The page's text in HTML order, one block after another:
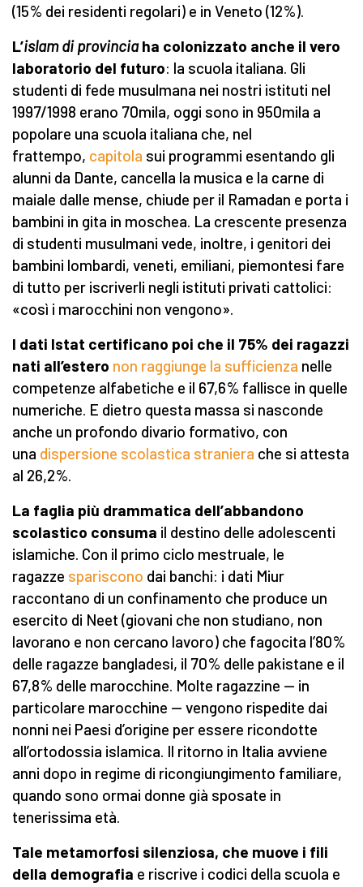
(15% dei residenti regolari) e in Veneto (12%).
L’islam di provinciaha colonizzato anche il vero
laboratorio del futuro: la scuola italiana. Gli
studenti di fede musulmana nei nostri istituti nel
1997/1998 erano 70mila, oggi sono in 950mila a
popolare una scuola italiana che, nel
frattempo, capitola sui programmi esentando gli
alunni da Dante, cancella la musica e la carne di
maiale dalle mense, chiude per il Ramadan e porta i
bambini in gita in moschea. La crescente presenza
di studenti musulmani vede, inoltre, i genitori dei
bambini lombardi, veneti, emiliani, piemontesi fare
di tutto per iscriverli negli istituti privati cattolici:
«così i marocchini non vengono».
I dati Istat certificano poi che il 75% dei ragazzi
nati all’estero non raggiunge la sufficienza nelle
competenze alfabetiche e il 67,6% fallisce in quelle
numeriche. E dietro questa massa si nasconde
anche un profondo divario formativo, con
una dispersione scolastica straniera che si attesta
al 26,2%.
La faglia più drammatica dell’abbandono
scolastico consuma il destino delle adolescenti
islamiche. Con il primo ciclo mestruale, le
ragazze spariscono dai banchi: i dati Miur
raccontano di un confinamento che produce un
esercito di Neet (giovani che non studiano, non
lavorano e non cercano lavoro) che fagocita l’80%
delle ragazze bangladesi, il 70% delle pakistane e il
67,8% delle marocchine. Molte ragazzine — in
particolare marocchine — vengono rispedite dai
nonni nei Paesi d’origine per essere ricondotte
all’ortodossia islamica. Il ritorno in Italia avviene
anni dopo in regime di ricongiungimento familiare,
quando sono ormai donne già sposate in
tenerissima età.
Tale metamorfosi silenziosa, che muove i fili
della demografia e riscrive i codici della scuola e